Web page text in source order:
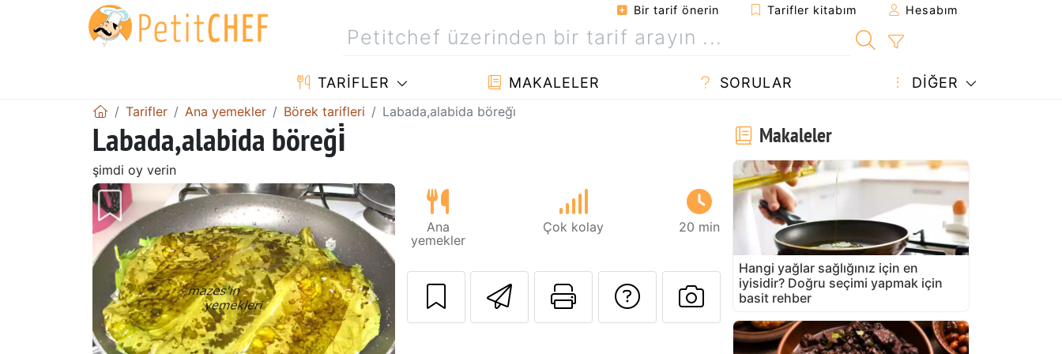
Bir tarif önerin Tarifler kitabım Hesabım
TARIFLER MAKALELER SORULAR DIĞER
Tarifler Ana yemekler Börek tarifleri Labada,alabida böreği̇
Labada,alabida böreği̇
şimdi oy verin
Önceki Sonraki
Ana
yemekler
Çok kolay 20 min
Arkadaşına bu tarifi gönder
Bu sayfayı yazdır
Tarif sahibine bir soru sorun
Bu tarifin fotoğrafını
Makaleler
Hangi yağlar sağlığınız için en
iyisidir? Doğru seçimi yapmak için
basit rehber